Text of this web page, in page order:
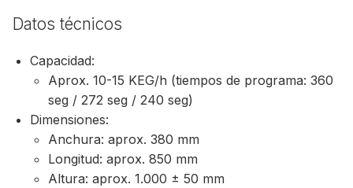
Datos técnicos
Capacidad:
Aprox. 10-15 KEG/h (tiempos de programa: 360
seg / 272 seg / 240 seg)
Dimensiones:
Anchura: aprox. 380 mm
Longitud: aprox. 850 mm
Altura: aprox. 1.000 ± 50 mm